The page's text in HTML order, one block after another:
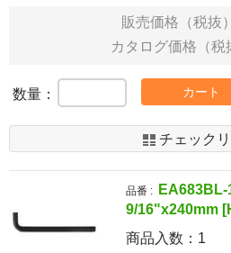
販売価格（税抜
カタログ価格（税
数量： カート
チェック
品番 :
EA683BL-
9/16"x240mm
商品入数： 1